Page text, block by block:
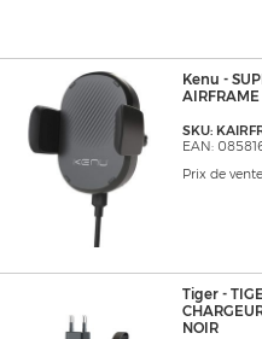
Kenu -
AIRFRAME
SKU:
EAN:
Prix de
Tiger -
NOIR